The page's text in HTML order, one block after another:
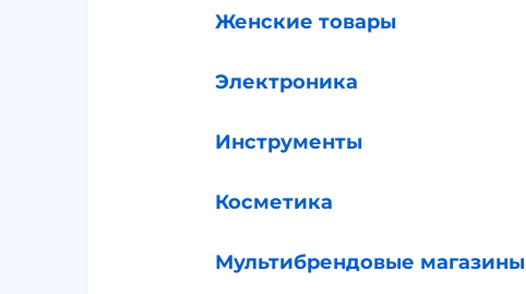
Женские товары
Электроника
Инструменты
Косметика
Мультибрендовые магазины